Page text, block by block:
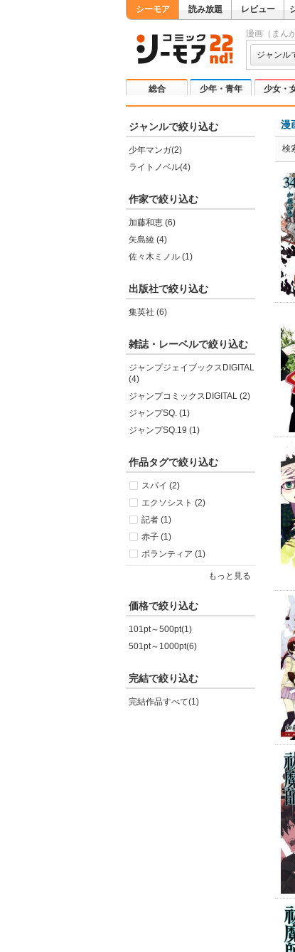
シーモア 読み放題 レビュー
漫画（まん
ジャンル
総合 少年・青年 少女・
ジャンルで絞り込む
少年マンガ(2)
ライトノベル(4)
作家で絞り込む
加藤和恵 (6)
矢島綾 (4)
佐々木ミノル (1)
出版社で絞り込む
集英社 (6)
雑誌・レーベルで絞り込む
ジャンプジェイブックスDIGITAL
(4)
ジャンプコミックスDIGITAL (2)
ジャンプSQ. (1)
ジャンプSQ.19 (1)
作品タグで絞り込む
スパイ (2)
エクソシスト (2)
記者 (1)
赤子 (1)
ボランティア (1)
もっと見る
価格で絞り込む
101pt～500pt(1)
501pt～1000pt(6)
完結で絞り込む
完結作品すべて(1)
漫
検